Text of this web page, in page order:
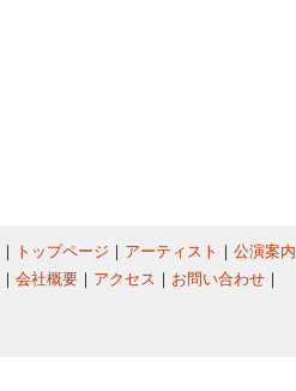
｜ トップページ ｜ アーティスト ｜ 公演案内
｜ 会社概要 ｜ アクセス ｜ お問い合わせ ｜